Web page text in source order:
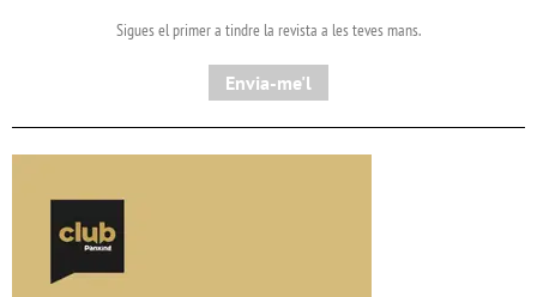
Sigues el primer a tindre la revista a les teves mans.
Envia-me'l